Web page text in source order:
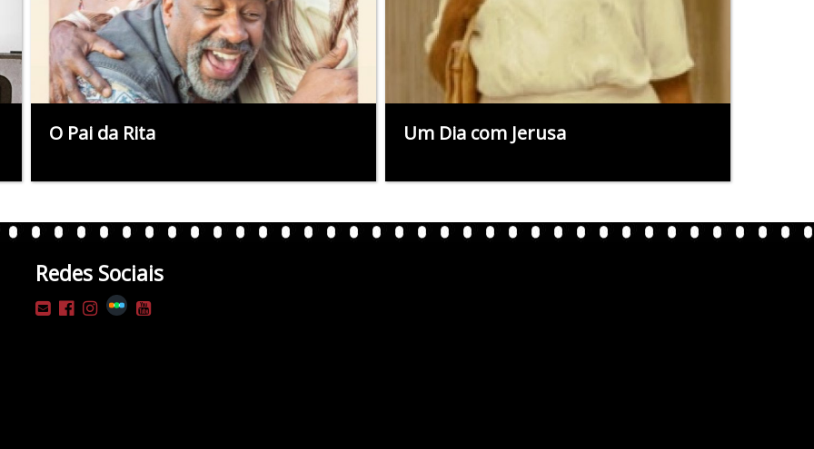
O Pai da Rita Um Dia com Jerusa
Redes Sociais